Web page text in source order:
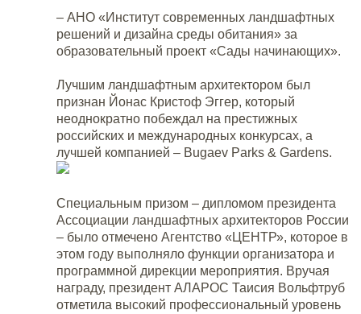
– АНО «Институт современных ландшафтных
решений и дизайна среды обитания» за
образовательный проект «Сады начинающих».
Лучшим ландшафтным архитектором был
признан Йонас Кристоф Эггер, который
неоднократно побеждал на престижных
российских и международных конкурсах, а
лучшей компанией – Bugaev Parks & Gardens.
Специальным призом – дипломом президента
Ассоциации ландшафтных архитекторов России
– было отмечено Агентство «ЦЕНТР», которое в
этом году выполняло функции организатора и
программной дирекции мероприятия. Вручая
награду, президент АЛАРОС Таисия Вольфтруб
отметила высокий профессиональный уровень